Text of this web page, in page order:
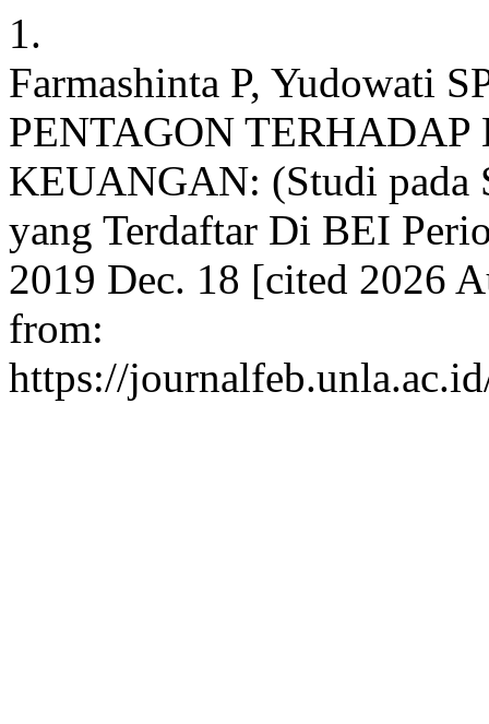
1.
Farmashinta P, Yudowati
PENTAGON
KEUANGAN: (Studi pada
yang Terdaftar Di BEI
2019 Dec. 18 [cited 2026
from:
https://